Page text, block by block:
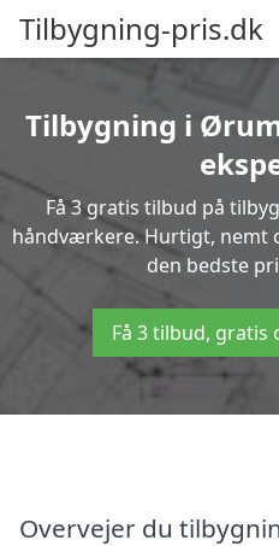
Tilbygning-pris.dk
Tilbygning i
Få 3 gratis tilbud på
håndværkere. Hurtigt, nemt
den bedste
Få 3 tilbud,
Overvejer du